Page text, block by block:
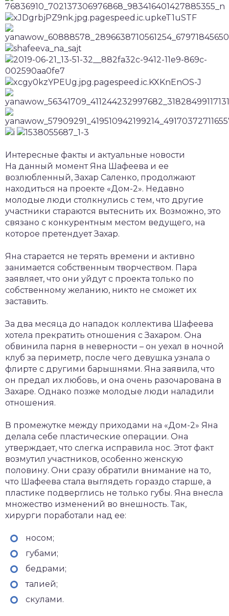
Интересные факты и актуальные новости
На данный момент Яна Шафеева и ее
возлюбленный, Захар Саленко, продолжают
находиться на проекте «Дом-2». Недавно
молодые люди столкнулись с тем, что другие
участники стараются вытеснить их. Возможно, это
связано с конкурентным местом ведущего, на
которое претендует Захар.
Яна старается не терять времени и активно
занимается собственным творчеством. Пара
заявляет, что они уйдут с проекта только по
собственному желанию, никто не сможет их
заставить.
За два месяца до нападок коллектива Шафеева
хотела прекратить отношения с Захаром. Она
обвинила парня в неверности – он уехал в ночной
клуб за периметр, после чего девушка узнала о
флирте с другими барышнями. Яна заявила, что
он предал их любовь, и она очень разочарована в
Захаре. Однако позже молодые люди наладили
отношения.
В промежутке между приходами на «Дом-2» Яна
делала себе пластические операции. Она
утверждает, что слегка исправила нос. Этот факт
возмутил участников, особенно женскую
половину. Они сразу обратили внимание на то,
что Шафеева стала выглядеть гораздо старше, а
пластике подверглись не только губы. Яна внесла
множество изменений во внешность. Так,
хирурги поработали над ее:
носом;
губами;
бедрами;
талией;
скулами.